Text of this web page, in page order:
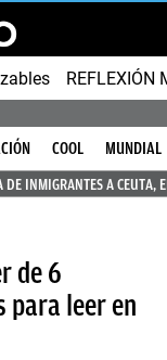
REFLEXIÓN
COOL
MUNDIAL
INMIGRANTES A CEUTA,
de 6
para leer en